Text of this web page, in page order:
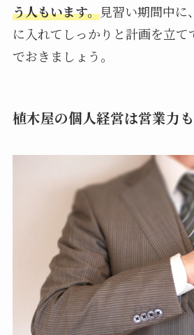
う人もいます。見習い期間中に
に入れてしっかりと計画を立て
でおきましょう。
植木屋の個人経営は営業力